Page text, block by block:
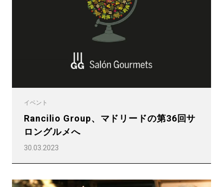
イベント
Rancilio Group、マドリードの第36回サ
ロングルメへ
30.03.2023